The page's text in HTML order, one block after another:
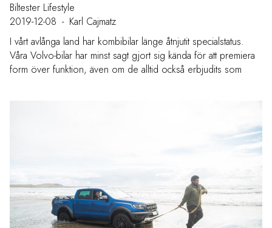
Biltester Lifestyle
2019-12-08 - Karl Cajmatz
I vårt avlånga land har kombibilar länge åtnjutit specialstatus.
Våra Volvo-bilar har minst sagt gjort sig kända för att premiera
form över funktion, även om de alltid också erbjudits som